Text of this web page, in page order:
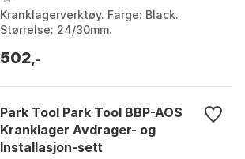
Kranklagerverktøy. Farge: Black.
Størrelse: 24/30mm.
502 ,-
Park Tool Park Tool BBP-AOS
Kranklager Avdrager- og
Installasjon-sett